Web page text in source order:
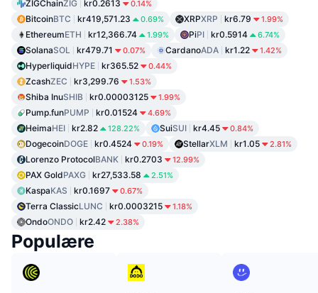
ZIGChainZIG kr0.2613 0.14%
BitcoinBTC kr419,571.23 0.69% XRPXRP kr6.79 1.99%
EthereumETH kr12,366.74 1.99% PiPI kr0.5914 6.74%
SolanaSOL kr479.71 0.07% CardanoADA kr1.22 1.42%
HyperliquidHYPE kr365.52 0.44%
ZcashZEC kr3,299.76 1.53%
Shiba InuSHIB kr0.00003125 1.99%
Pump.funPUMP kr0.01524 4.69%
HeimaHEI kr2.82 128.22% SuiSUI kr4.45 0.84%
DogecoinDOGE kr0.4524 0.19% StellarXLM kr1.05 2.81%
Lorenzo ProtocolBANK kr0.2703 12.99%
PAX GoldPAXG kr27,533.58 2.51%
KaspaKAS kr0.1697 0.67%
Terra ClassicLUNC kr0.0003215 1.18%
OndoONDO kr2.42 2.38%
Populære